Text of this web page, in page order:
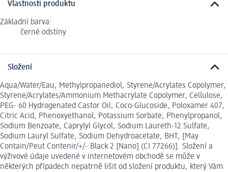
Vlastnosti produktu
Základní barva:
černé odstíny
Složení
Aqua/Water/Eau, Methylpropanediol, Styrene/Acrylates Copolymer,
Styrene/Acrylates/Ammonium Methacrylate Copolymer, Cellulose,
PEG- 60 Hydrogenated Castor Oil, Coco-Glucoside, Poloxamer 407,
Citric Acid, Phenoxyethanol, Potassium Sorbate, Phenylpropanol,
Sodium Benzoate, Caprylyl Glycol, Sodium Laureth-12 Sulfate,
Sodium Lauryl Sulfate, Sodium Dehydroacetate, BHT, [May
Contain/Peut Contenir/+/-:Black 2 [Nano] (CI 77266)]. Složení a
výživové údaje uvedené v internetovém obchodě se může v
některých případech nepatrně lišit od složení produktu, který Vám